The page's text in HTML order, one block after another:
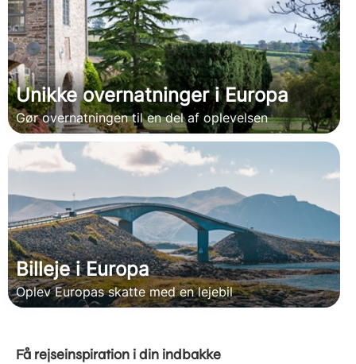
Unikke overnatninger i Europa
Gør overnatningen til en del af oplevelsen
Billeje i Europa
Oplev Europas skatte med en lejebil
Få rejseinspiration i din indbakke